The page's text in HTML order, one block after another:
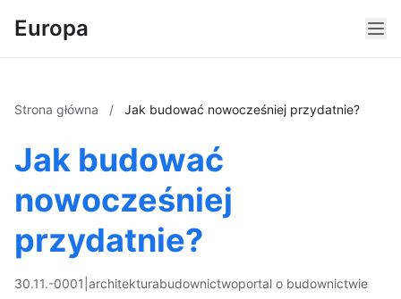
Europa
Strona główna / Jak budować nowocześniej przydatnie?
Jak budować
nowocześniej
przydatnie?
30.11.-0001 architekturabudownictwoportal o budownictwie